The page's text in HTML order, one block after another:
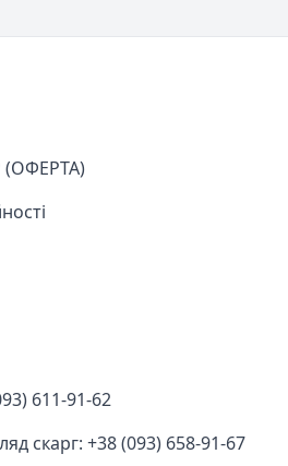
611-91-62
скарг: +38 (093) 658-91-67